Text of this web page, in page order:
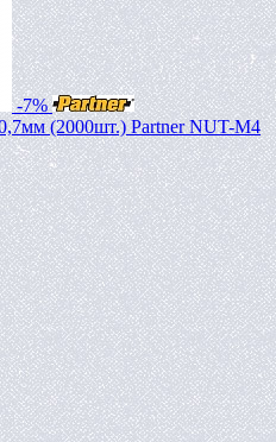
-7%
(2000шт.) Partner NUT-M4